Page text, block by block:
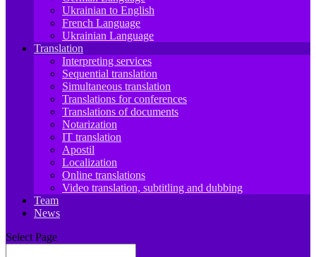
Ukrainian to English
French Language
Ukrainian Language
Translation
Interpreting services
Sequential translation
Simultaneous translation
Translations for conferences
Translations of documents
Notarization
IT translation
Apostil
Localization
Online translations
Video translation, subtitling and dubbing
Team
News
Select Page